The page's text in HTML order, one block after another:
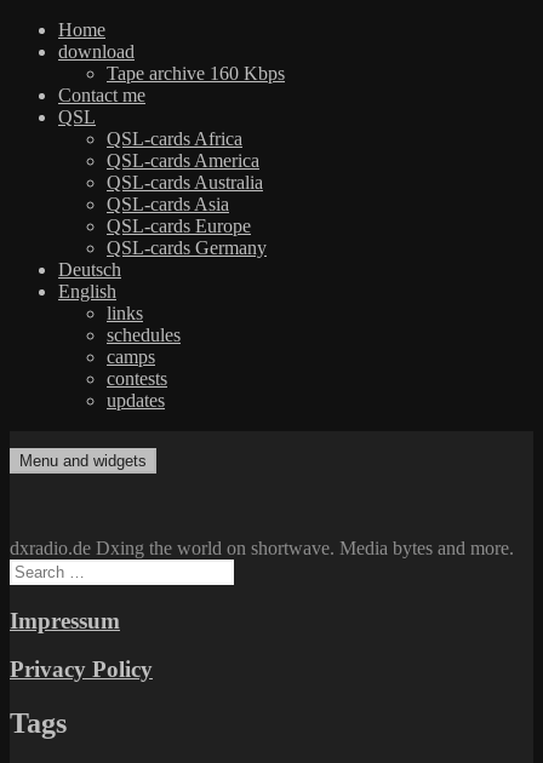
Home
download
Tape archive 160 Kbps
Contact me
QSL
QSL-cards Africa
QSL-cards America
QSL-cards Australia
QSL-cards Asia
QSL-cards Europe
QSL-cards Germany
Deutsch
English
links
schedules
camps
contests
updates
to
dxradio.de
DXing the world on shortwave
Menu and widgets
dxradio.de Dxing the world on shortwave. Media bytes and more.
Search
for:
Impressum
Privacy Policy
Tags